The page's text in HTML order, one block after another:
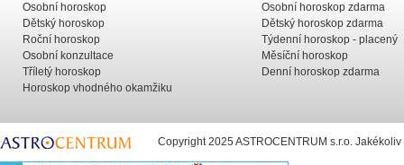
Osobní horoskop
Dětský horoskop
Roční horoskop
Osobní konzultace
Tříletý horoskop
Horoskop vhodného okamžiku
Osobní horoskop zdarma
Dětský horoskop zdarma
Týdenní horoskop - placený
Měsíční horoskop
Denní horoskop zdarma
Copyright 2025 ASTROCENTRUM s.r.o.